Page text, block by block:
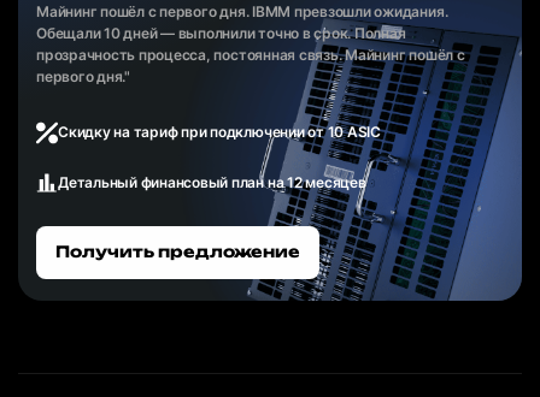
Майнинг пошёл с первого дня. IBMM превзошли ожидания.
Обещали 10 дней — выполнили точно в срок. Полная
прозрачность процесса, постоянная связь. Майнинг пошёл с
первого дня."
Скидку на тариф при подключении от 10 ASIC
Детальный финансовый план на 12 месяцев
Получить предложение